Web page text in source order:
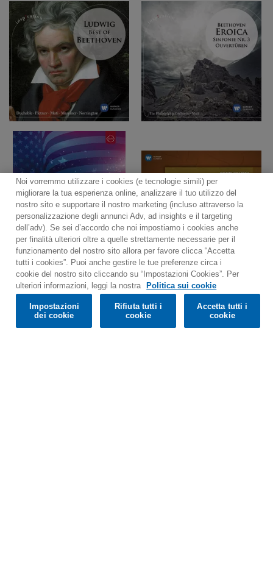
Would you prefer to visit our website in English?
Confirm
Noi vorremmo utilizzare i cookies (e tecnologie simili) per
migliorare la tua esperienza online, analizzare il tuo utilizzo del
nostro sito e supportare il nostro marketing (incluso attraverso la
personalizzazione degli annunci Adv, ad insights e il targeting
dell’adv). Se sei d’accordo che noi impostiamo i cookies anche
per finalità ulteriori oltre a quelle strettamente necessarie per il
funzionamento del nostro sito allora per favore clicca “Accetta
tutti i cookies”. Puoi anche gestire le tue preferenze circa i
cookie del nostro sito cliccando su “Impostazioni Cookies”. Per
ulteriori informazioni, leggi la nostra
Politica sui cookie
Impostazioni
dei cookie
Rifiuta tutti i
cookie
Accetta tutti i
cookie